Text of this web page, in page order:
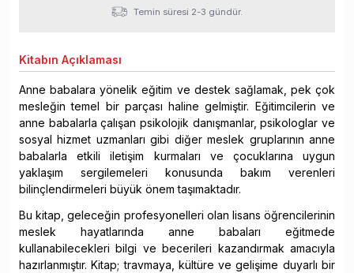
Temin süresi 2-3 gündür.
Kitabın Açıklaması
Anne babalara yönelik eğitim ve destek sağlamak, pek çok
mesleğin temel bir parçası haline gelmiştir. Eğitimcilerin ve
anne babalarla çalışan psikolojik danışmanlar, psikologlar ve
sosyal hizmet uzmanları gibi diğer meslek gruplarının anne
babalarla etkili iletişim kurmaları ve çocuklarına uygun
yaklaşım sergilemeleri konusunda bakım verenleri
bilinçlendirmeleri büyük önem taşımaktadır.
Bu kitap, geleceğin profesyonelleri olan lisans öğrencilerinin
meslek hayatlarında anne babaları eğitmede
kullanabilecekleri bilgi ve becerileri kazandırmak amacıyla
hazırlanmıştır. Kitap; travmaya, kültüre ve gelişime duyarlı bir